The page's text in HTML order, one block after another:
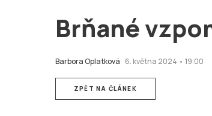
Brňané
Barbora Oplatková 6. května 2024 • 19:00
ZPĚT NA ČLÁNEK